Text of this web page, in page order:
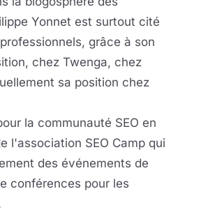
Yonnet est surtout cité
grâce à son
chez Twenga, chez
sa position chez
la communauté SEO en
l'association SEO Camp qui
des événements de
conférences pour les